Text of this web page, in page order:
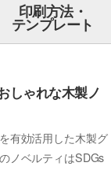
印刷方法・
テンプレート
しゃれな木製ノ
有効活用した木製グ
ノベルティはSDGs